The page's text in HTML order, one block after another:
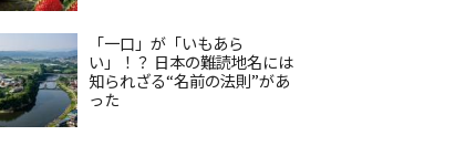
「一口」が「いもあら
い」！？ 日本の難読地名には
知られざる“名前の法則”があ
った